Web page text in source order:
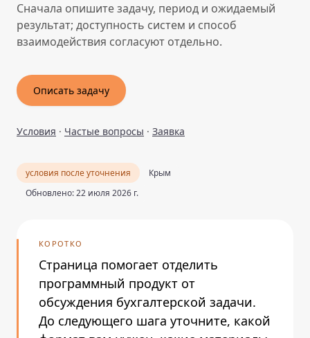
Сначала опишите задачу, период и ожидаемый
результат; доступность систем и способ
взаимодействия согласуют отдельно.
Описать задачу
Условия · Частые вопросы · Заявка
условия после уточнения
Крым
Обновлено: 22 июля 2026 г.
КОРОТКО
Страница помогает отделить
программный продукт от
обсуждения бухгалтерской задачи.
До следующего шага уточните, какой